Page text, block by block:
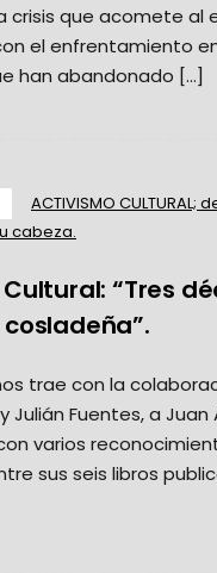
crisis que acomete al
el enfrentamiento
han abandonado […]
ACTIVISMO CULTURAL;
cabeza.
“Tres
trae con la
Julián Fuentes, a Juan
varios
sus seis libros